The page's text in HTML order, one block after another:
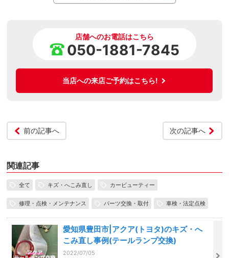
店舗へのお電話はこちら
050-1881-7845
当店への来店ご予約はこちら!
前の記事へ 次の記事へ
関連記事
全て キズ・へこみ直し カービューティー
修理・点検・メンテナンス パーツ交換・取付 車検・法定点検
愛知県豊田市|アクア(トヨタ)のキズ・へ
こみ直し事例(テールランプ交換)
2022/07/05